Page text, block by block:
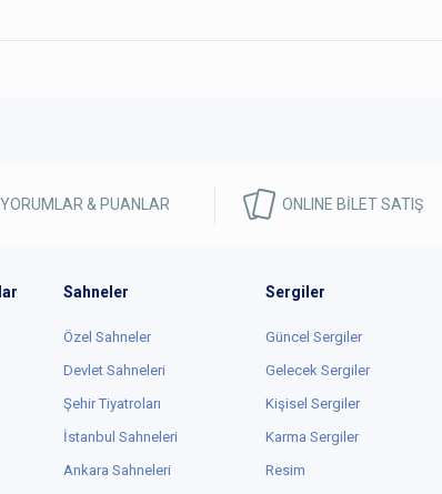
YORUMLAR & PUANLAR ONLINE BİLET SATIŞ
Sahneler
Özel Sahneler
Devlet Sahneleri
Şehir Tiyatroları
İstanbul Sahneleri
Ankara Sahneleri
Sergiler
Güncel Sergiler
Gelecek Sergiler
Kişisel Sergiler
Karma Sergiler
Resim